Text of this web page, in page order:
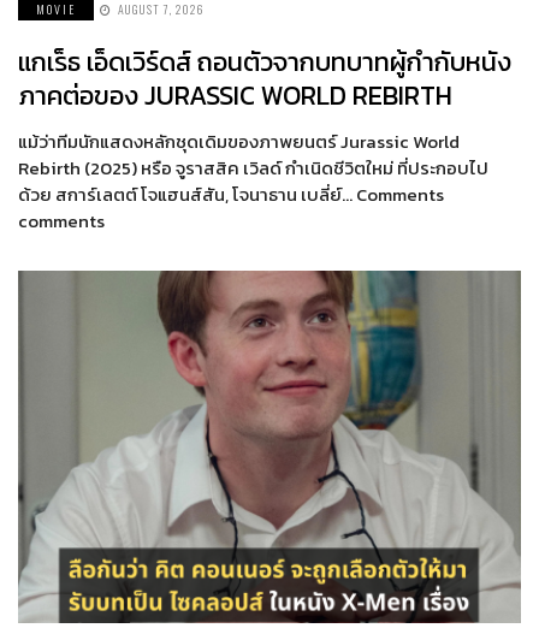
MOVIE AUGUST 7, 2026
แกเร็ธ เอ็ดเวิร์ดส์ ถอนตัวจากบทบาทผู้กำกับหนัง
ภาคต่อของ JURASSIC WORLD REBIRTH
แม้ว่าทีมนักแสดงหลักชุดเดิมของภาพยนตร์ Jurassic World
Rebirth (2025) หรือ จูราสสิค เวิลด์ กำเนิดชีวิตใหม่ ที่ประกอบไป
ด้วย สการ์เลตต์ โจแฮนส์สัน, โจนาธาน เบลี่ย์… Comments
comments